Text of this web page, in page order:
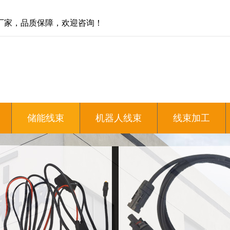
家，品质保障，欢迎咨询！
储能线束 机器人线束 线束加工